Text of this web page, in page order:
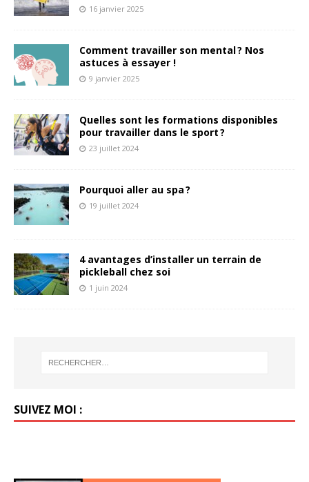
16 janvier 2025
Comment travailler son mental ? Nos
astuces à essayer !
9 janvier 2025
Quelles sont les formations disponibles
pour travailler dans le sport ?
23 juillet 2024
Pourquoi aller au spa ?
19 juillet 2024
4 avantages d’installer un terrain de
pickleball chez soi
1 juin 2024
SUIVEZ MOI :